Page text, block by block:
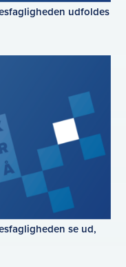
udfoldes
se ud,